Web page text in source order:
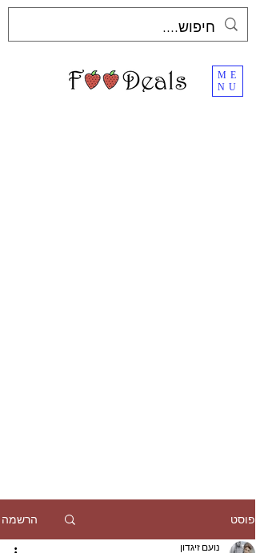
ME
NU
פוסט הרשמה
נועם זיגדון